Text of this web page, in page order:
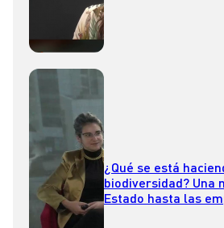
¿Qué se está
biodiversidad? Una
Estado hasta las